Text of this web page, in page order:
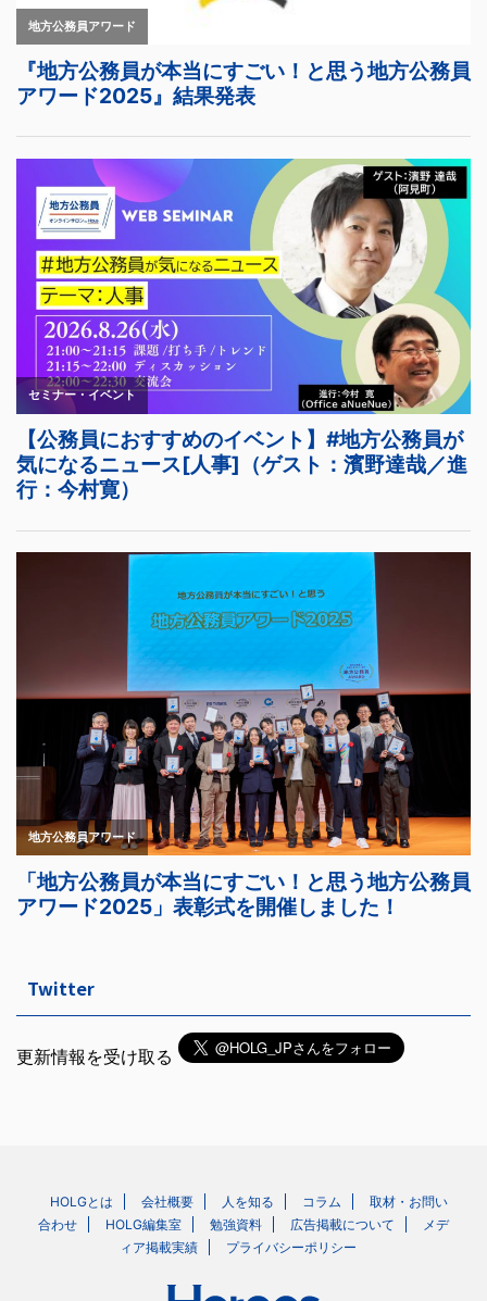
Twitter
更新情報を受け取る
HOLGとは 会社概要 人を知る コラム
取材・お問い
合わせ
HOLG編集室 勉強資料 広告掲載について
メデ
ィア掲載実績
プライバシーポリシー